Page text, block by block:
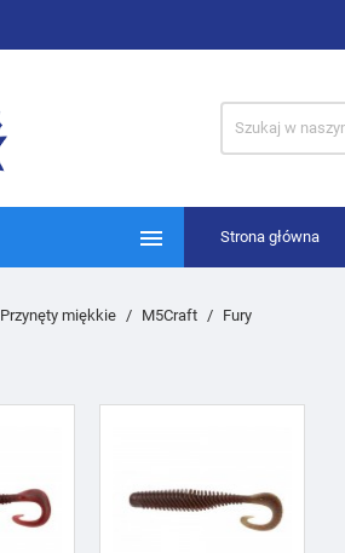
 Strona główna
Przynęty miękkie M5Craft Fury